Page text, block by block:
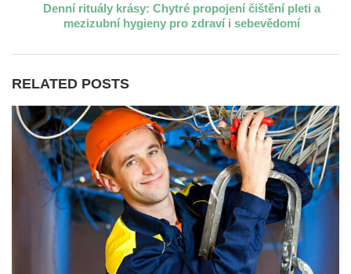
Denní rituály krásy: Chytré propojení čištění pleti a
mezizubní hygieny pro zdraví i sebevědomí
RELATED POSTS